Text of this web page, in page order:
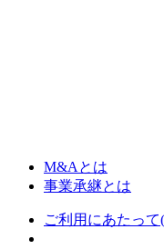
M&Aとは
事業承継とは
ご利用にあたっ